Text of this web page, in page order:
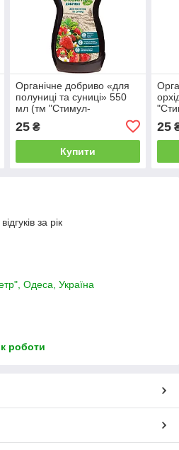
Органічне добриво «для
полуниці та суниці» 550
мл (тм "Стимул-
25₴
Купити
25
за рік
Одеса, Україна
роботи